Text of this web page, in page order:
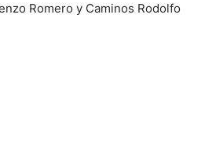
Romero y Caminos Rodolfo